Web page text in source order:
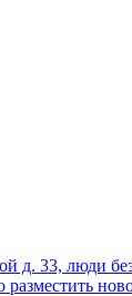
д. 33, люди
разместить